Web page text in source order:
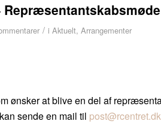
Repræsentantskabsmøde
/ i Aktuelt, Arrangementer
ønsker at blive en del af
sende en mail til post@rcentret.dk